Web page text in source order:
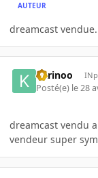
AUTEUR
dreamcast
karinoo
Posté(e) le 28
dreamcast vendu
vendeur super